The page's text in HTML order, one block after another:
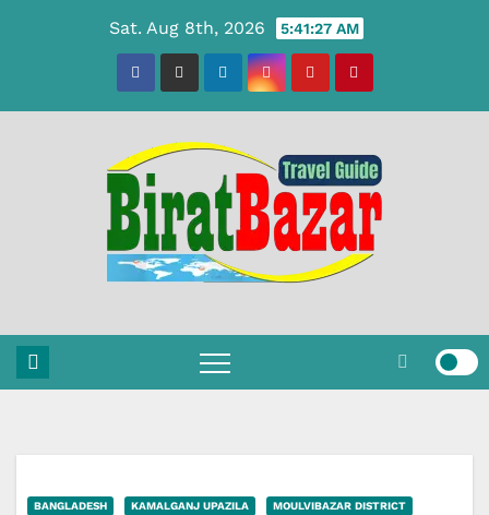
Sat. Aug 8th, 2026 5:41:28 AM
BANGLADESH KAMALGANJ UPAZILA MOULVIBAZAR DISTRICT